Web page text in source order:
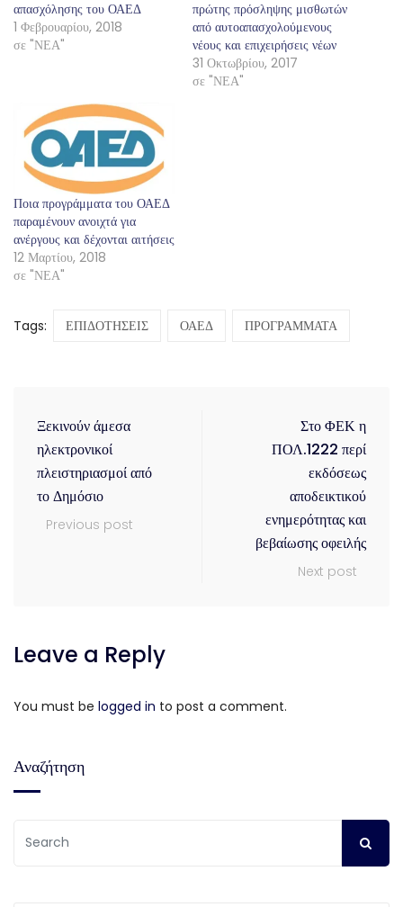
απασχόλησης του ΟΑΕΔ
1 Φεβρουαρίου, 2018
σε "ΝΕΑ"
πρώτης πρόσληψης μισθωτών
από αυτοαπασχολούμενους
νέους και επιχειρήσεις νέων
31 Οκτωβρίου, 2017
σε "ΝΕΑ"
Ποια προγράμματα του ΟΑΕΔ
παραμένουν ανοιχτά για
ανέργους και δέχονται αιτήσεις
12 Μαρτίου, 2018
σε "ΝΕΑ"
Tags: ΕΠΙΔΟΤΗΣΕΙΣ ΟΑΕΔ ΠΡΟΓΡΑΜΜΑΤΑ
Ξεκινούν άμεσα
ηλεκτρονικοί
πλειστηριασμοί από
το Δημόσιο
Previous post
Στο ΦΕΚ η
ΠΟΛ.1222 περί
εκδόσεως
αποδεικτικού
ενημερότητας και
βεβαίωσης οφειλής
Next post
Leave a Reply
You must be logged in to post a comment.
Αναζήτηση